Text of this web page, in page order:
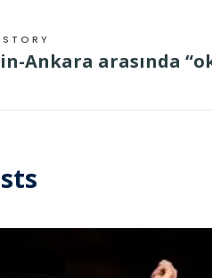
Ankara arasında